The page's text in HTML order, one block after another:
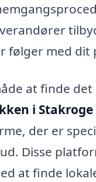
følger med dit
at finde
i Stakroge
der er
Disse
at finde